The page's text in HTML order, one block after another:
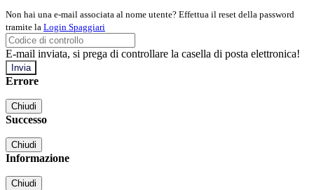
Non hai una e-mail associata al nome utente? Effettua il reset della password
tramite la Login Spaggiari
E-mail inviata, si prega di controllare la casella di posta elettronica!
Errore
Chiudi
Successo
Chiudi
Informazione
Chiudi